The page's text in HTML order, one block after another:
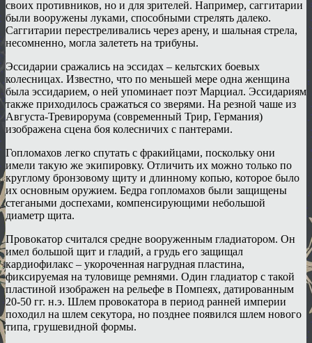
своих противников, но и для зрителей. Например, саггитарии
были вооружены луками, способными стрелять далеко.
Саггитарии перестреливались через арену, и шальная стрела,
несомненно, могла залететь на трибуны.
Эссидарии сражались на эссидах – кельтских боевых
колесницах. Известно, что по меньшей мере одна женщина
была эссидарием, о ней упоминает поэт Марциал. Эссидариям
также приходилось сражаться со зверями. На резной чаше из
Августа-Тревирорума (современный Трир, Германия)
изображена сцена боя колесничих с пантерами.
Гопломахов легко спутать с фракийцами, поскольку они
имели такую же экипировку. Отличить их можно только по
круглому бронзовому щиту и длинному копью, которое было
их основным оружием. Бедра гопломахов были защищены
стегаными доспехами, компенсирующими небольшой
диаметр щита.
Провокатор считался средне вооруженным гладиатором. Он
имел большой щит и гладий, а грудь его защищал
кардиофилакс – укороченная нагрудная пластина,
фиксируемая на туловище ремнями. Один гладиатор с такой
пластиной изображен на рельефе в Помпеях, датированным
20-50 гг. н.э. Шлем провокатора в период ранней империи
походил на шлем секутора, но позднее появился шлем нового
типа, грушевидной формы.